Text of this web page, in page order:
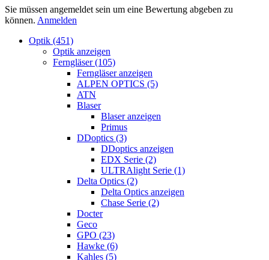
Sie müssen angemeldet sein um eine Bewertung abgeben zu
können. Anmelden
Optik (451)
Optik anzeigen
Ferngläser (105)
Ferngläser anzeigen
ALPEN OPTICS (5)
ATN
Blaser
Blaser anzeigen
Primus
DDoptics (3)
DDoptics anzeigen
EDX Serie (2)
ULTRAlight Serie (1)
Delta Optics (2)
Delta Optics anzeigen
Chase Serie (2)
Docter
Geco
GPO (23)
Hawke (6)
Kahles (5)